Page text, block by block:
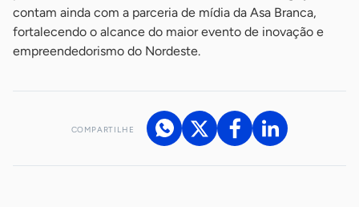
contam ainda com a parceria de mídia da Asa Branca,
fortalecendo o alcance do maior evento de inovação e
empreendedorismo do Nordeste.
COMPARTILHE